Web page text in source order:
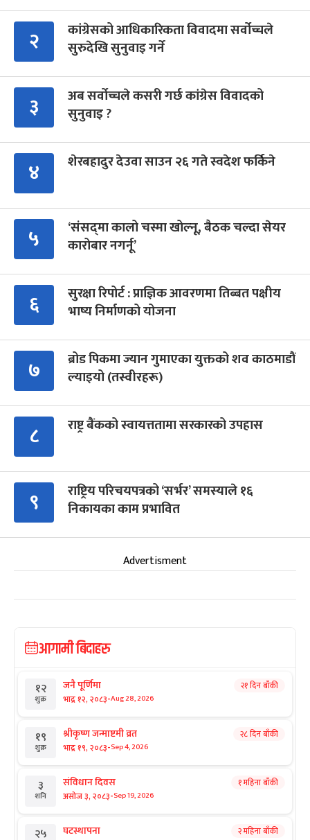
२
कांग्रेसको आधिकारिकता विवादमा सर्वोच्चले
सुरुदेखि सुनुवाइ गर्ने
३
अब सर्वोच्चले कसरी गर्छ कांग्रेस विवादको
सुनुवाइ ?
४ शेरबहादुर देउवा साउन २६ गते स्वदेश फर्किने
५
‘संसद्‍मा कालो चस्मा खोल्नू, बैठक चल्दा सेयर
कारोबार नगर्नू’
६
सुरक्षा रिपोर्ट : प्राज्ञिक आवरणमा तिब्बत पक्षीय
भाष्य निर्माणको योजना
७
ब्रोड पिकमा ज्यान गुमाएका युक्तको शव काठमाडौं
ल्याइयो (तस्वीरहरू)
८ राष्ट्र बैंकको स्वायत्ततामा सरकारको उपहास
९
राष्ट्रिय परिचयपत्रको ‘सर्भर’ समस्याले १६
निकायका काम प्रभावित
Advertisment
आगामी बिदाहरु
१२
शुक्र
जनै पूर्णिमा
भाद्र १२, २०८३-Aug 28, 2026
२१ दिन बाँकी
१९
शुक्र
श्रीकृष्ण जन्माष्टमी व्रत
भाद्र १९, २०८३-Sep 4, 2026
२८ दिन बाँकी
३
शनि
संविधान दिवस
असोज ३, २०८३-Sep 19, 2026
१ महिना बाँकी
२५ घटस्थापना २ महिना बाँकी